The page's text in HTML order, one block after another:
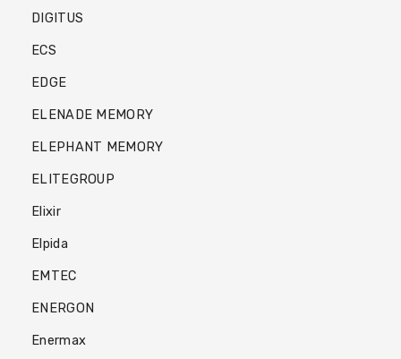
DIGITUS
ECS
EDGE
ELENADE MEMORY
ELEPHANT MEMORY
ELITEGROUP
Elixir
Elpida
EMTEC
ENERGON
Enermax